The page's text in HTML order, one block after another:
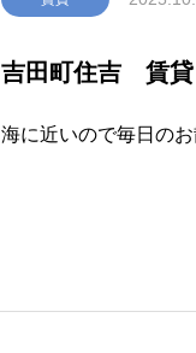
吉田町住吉 賃
海に近いので毎日の